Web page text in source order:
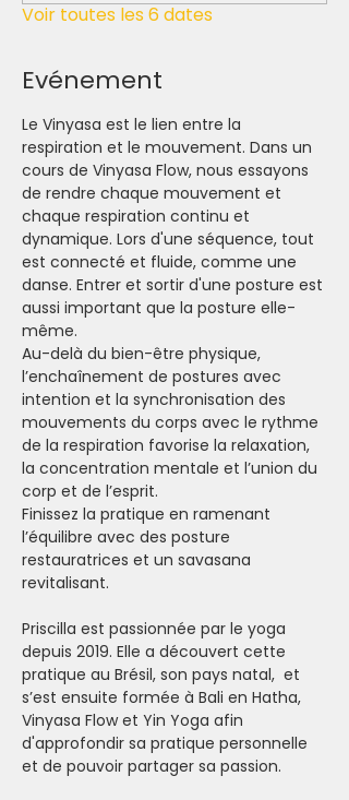
Voir toutes les 6 dates
Evénement
Le Vinyasa est le lien entre la
respiration et le mouvement. Dans un
cours de Vinyasa Flow, nous essayons
de rendre chaque mouvement et
chaque respiration continu et
dynamique. Lors d'une séquence, tout
est connecté et fluide, comme une
danse. Entrer et sortir d'une posture est
aussi important que la posture elle-
même.
Au-delà du bien-être physique,
l’enchaînement de postures avec
intention et la synchronisation des
mouvements du corps avec le rythme
de la respiration favorise la relaxation,
la concentration mentale et l’union du
corp et de l’esprit.
Finissez la pratique en ramenant
l’équilibre avec des posture
restauratrices et un savasana
revitalisant.
Priscilla est passionnée par le yoga
depuis 2019. Elle a découvert cette
pratique au Brésil, son pays natal,  et
s’est ensuite formée à Bali en Hatha,
Vinyasa Flow et Yin Yoga afin
d'approfondir sa pratique personnelle
et de pouvoir partager sa passion.